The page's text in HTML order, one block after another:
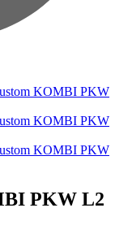
PKW L2